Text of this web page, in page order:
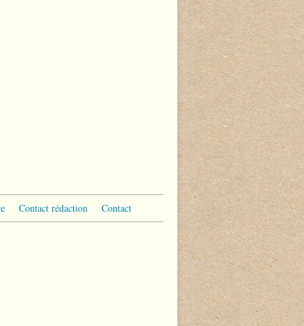
Contact rédaction Contact